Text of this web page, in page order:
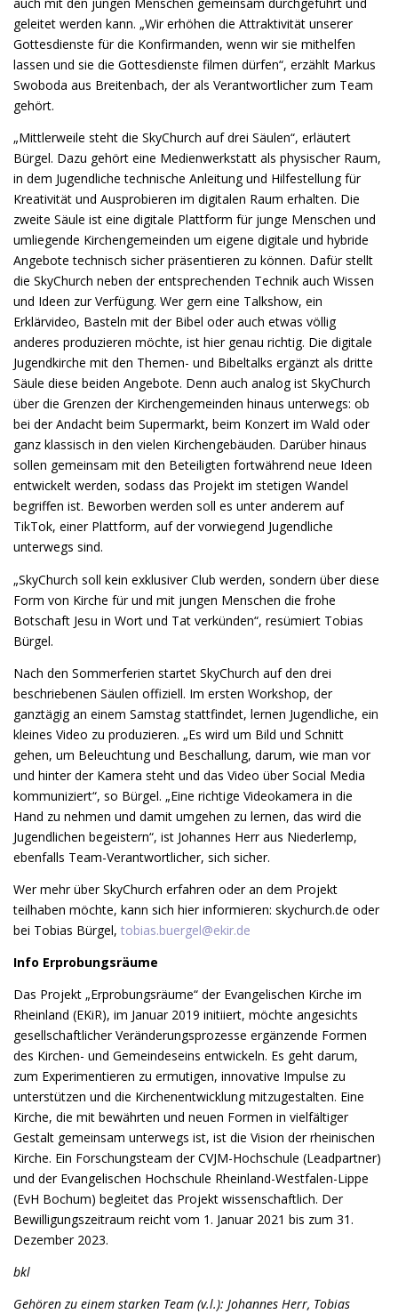
geleitet werden kann. „Wir erhöhen die Attraktivität unserer
Gottesdienste für die Konfirmanden, wenn wir sie mithelfen
lassen und sie die Gottesdienste filmen dürfen“, erzählt Markus
Swoboda aus Breitenbach, der als Verantwortlicher zum Team
gehört.
„Mittlerweile steht die SkyChurch auf drei Säulen“, erläutert
Bürgel. Dazu gehört eine Medienwerkstatt als physischer Raum,
in dem Jugendliche technische Anleitung und Hilfestellung für
Kreativität und Ausprobieren im digitalen Raum erhalten. Die
zweite Säule ist eine digitale Plattform für junge Menschen und
umliegende Kirchengemeinden um eigene digitale und hybride
Angebote technisch sicher präsentieren zu können. Dafür stellt
die SkyChurch neben der entsprechenden Technik auch Wissen
und Ideen zur Verfügung. Wer gern eine Talkshow, ein
Erklärvideo, Basteln mit der Bibel oder auch etwas völlig
anderes produzieren möchte, ist hier genau richtig. Die digitale
Jugendkirche mit den Themen- und Bibeltalks ergänzt als dritte
Säule diese beiden Angebote. Denn auch analog ist SkyChurch
über die Grenzen der Kirchengemeinden hinaus unterwegs: ob
bei der Andacht beim Supermarkt, beim Konzert im Wald oder
ganz klassisch in den vielen Kirchengebäuden. Darüber hinaus
sollen gemeinsam mit den Beteiligten fortwährend neue Ideen
entwickelt werden, sodass das Projekt im stetigen Wandel
begriffen ist. Beworben werden soll es unter anderem auf
TikTok, einer Plattform, auf der vorwiegend Jugendliche
unterwegs sind.
„SkyChurch soll kein exklusiver Club werden, sondern über diese
Form von Kirche für und mit jungen Menschen die frohe
Botschaft Jesu in Wort und Tat verkünden“, resümiert Tobias
Bürgel.
Nach den Sommerferien startet SkyChurch auf den drei
beschriebenen Säulen offiziell. Im ersten Workshop, der
ganztägig an einem Samstag stattfindet, lernen Jugendliche, ein
kleines Video zu produzieren. „Es wird um Bild und Schnitt
gehen, um Beleuchtung und Beschallung, darum, wie man vor
und hinter der Kamera steht und das Video über Social Media
kommuniziert“, so Bürgel. „Eine richtige Videokamera in die
Hand zu nehmen und damit umgehen zu lernen, das wird die
Jugendlichen begeistern“, ist Johannes Herr aus Niederlemp,
ebenfalls Team-Verantwortlicher, sich sicher.
Wer mehr über SkyChurch erfahren oder an dem Projekt
teilhaben möchte, kann sich hier informieren: skychurch.de oder
bei Tobias Bürgel, tobias.buergel@ekir.de
Info Erprobungsräume
Das Projekt „Erprobungsräume“ der Evangelischen Kirche im
Rheinland (EKiR), im Januar 2019 initiiert, möchte angesichts
gesellschaftlicher Veränderungsprozesse ergänzende Formen
des Kirchen- und Gemeindeseins entwickeln. Es geht darum,
zum Experimentieren zu ermutigen, innovative Impulse zu
unterstützen und die Kirchenentwicklung mitzugestalten. Eine
Kirche, die mit bewährten und neuen Formen in vielfältiger
Gestalt gemeinsam unterwegs ist, ist die Vision der rheinischen
Kirche. Ein Forschungsteam der CVJM-Hochschule (Leadpartner)
und der Evangelischen Hochschule Rheinland-Westfalen-Lippe
(EvH Bochum) begleitet das Projekt wissenschaftlich. Der
Bewilligungszeitraum reicht vom 1. Januar 2021 bis zum 31.
Dezember 2023.
bkl
Gehören zu einem starken Team (v.l.): Johannes Herr, Tobias